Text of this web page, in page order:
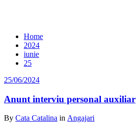
Home
2024
iunie
25
25/06/2024
Anunt interviu personal auxiliar
By Cata Catalina in Angajari